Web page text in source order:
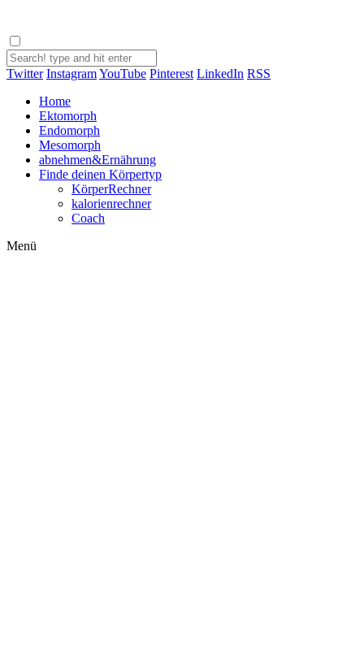
Twitter InstagramYouTube Pinterest LinkedIn RSS
Home
Ektomorph
Endomorph
Mesomorph
abnehmen&Ernährung
Finde deinen Körpertyp
KörperRechner
kalorienrechner
Coach
Menü